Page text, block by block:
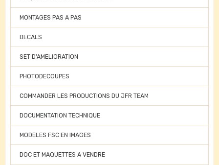
MONTAGES PAS A PAS
DECALS
SET D'AMELIORATION
PHOTODECOUPES
COMMANDER LES PRODUCTIONS DU JFR TEAM
DOCUMENTATION TECHNIQUE
MODELES FSC EN IMAGES
DOC ET MAQUETTES A VENDRE